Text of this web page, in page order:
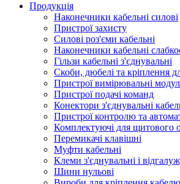
Продукція
Наконечники кабельні силові
Пристрої захисту
Силові роз'єми кабельні
Наконечники кабельні
Гільзи кабельні з'єднувальні
Скоби, дюбелі та кріплення
Пристрої вимірювальні
Пристрої подачі команд
Конектори з'єднувальні
Пристрої контролю та
Комплектуючі для щитового
Перемикачі клавішні
Муфти кабельні
Клеми з'єднувальні і
Шини нульові